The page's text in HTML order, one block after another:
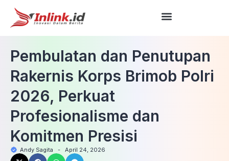
Pembulatan dan Penutupan
Rakernis Korps Brimob Polri
2026, Perkuat
Profesionalisme dan
Komitmen Presisi
Andy Sagita - April 24, 2026